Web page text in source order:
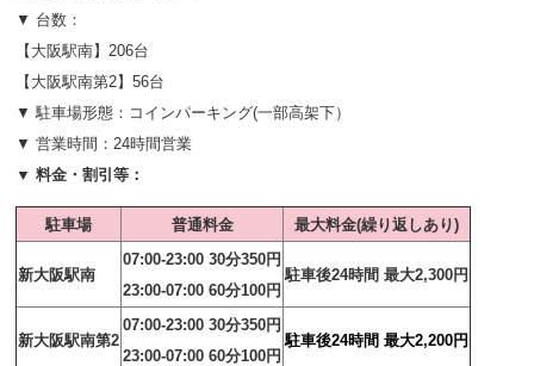
▼ 台数：
【大阪駅南】206台
【大阪駅南第2】56台
▼ 駐車場形態：コインパーキング(一部高架下）
▼ 営業時間：24時間営業
▼ 料金・割引等：
駐車場 普通料金 最大料金(繰り返しあり)
新大阪駅南
07:00-23:00 30分350円
23:00-07:00 60分100円
駐車後24時間 最大2,300円
新大阪駅南第2
07:00-23:00 30分350円
23:00-07:00 60分100円
駐車後24時間 最大2,200円